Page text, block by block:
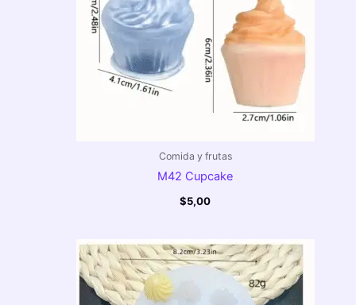
Comida y frutas
M42 Cupcake
$5,00